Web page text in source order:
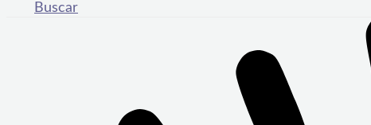
Buscar